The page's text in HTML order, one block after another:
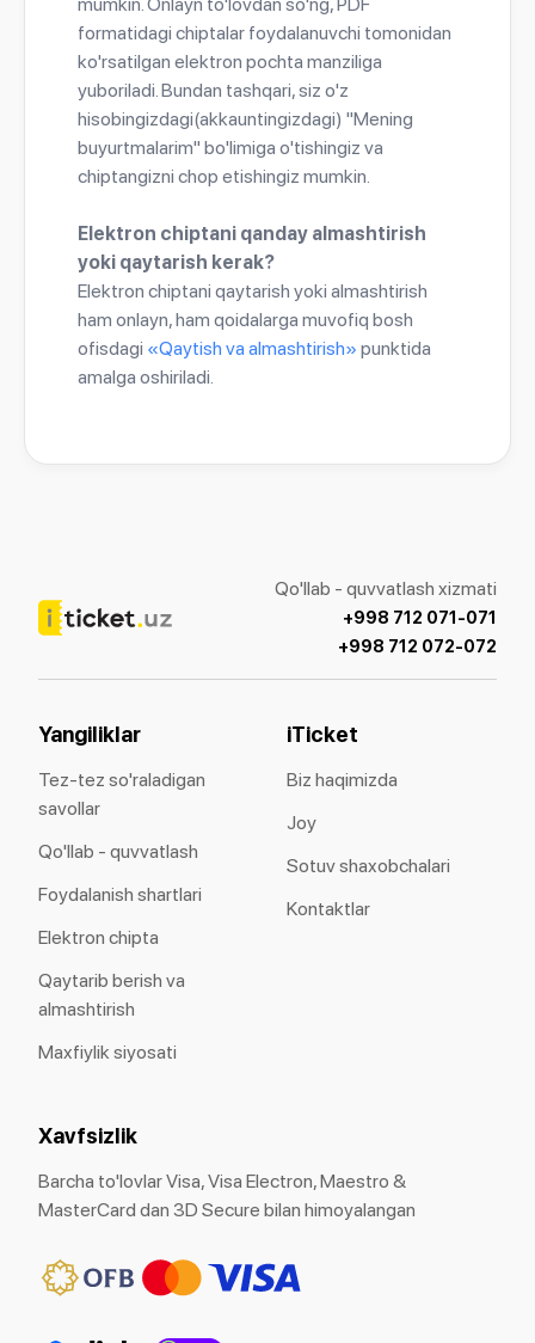
formatidagi chiptalar foydalanuvchi tomonidan
ko'rsatilgan elektron pochta manziliga
yuboriladi. Bundan tashqari, siz o'z
hisobingizdagi(akkauntingizdagi) "Mening
buyurtmalarim" bo'limiga o'tishingiz va
chiptangizni chop etishingiz mumkin.
Elektron chiptani qanday almashtirish
yoki qaytarish kerak?
Elektron chiptani qaytarish yoki almashtirish
ham onlayn, ham qoidalarga muvofiq bosh
ofisdagi «Qaytish va almashtirish» punktida
amalga oshiriladi.
Qo'llab - quvvatlash xizmati
+998 712 071-071
+998 712 072-072
Yangiliklar
Tez-tez so'raladigan
savollar
Qo'llab - quvvatlash
Foydalanish shartlari
Elektron chipta
Qaytarib berish va
almashtirish
Maxfiylik siyosati
iTicket
Biz haqimizda
Joy
Sotuv shaxobchalari
Kontaktlar
Xavfsizlik
Barcha to'lovlar Visa, Visa Electron, Maestro &
MasterCard dan 3D Secure bilan himoyalangan